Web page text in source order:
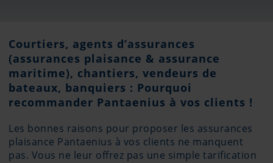
Courtiers, agents d’assurances
(assurances plaisance & assurance
maritime), chantiers, vendeurs de
bateaux, banquiers : Pourquoi
recommander Pantaenius à vos clients !
Les bonnes raisons pour proposer les assurances
plaisance Pantaenius à vos clients ne manquent
pas. Vous ne leur offrez pas une simple tarification